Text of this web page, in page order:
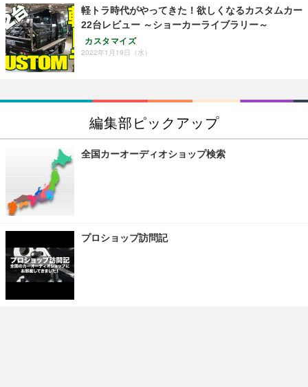
軽トラ時代がやってきた！欲しくなるカスタムカー
22台レビュー ～ショーカーライブラリー～
カスタマイズ
2022年1月19日（水）
編集部ピックアップ
全国カーオーディオショップ検索
プロショップ訪問記